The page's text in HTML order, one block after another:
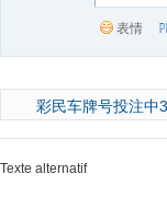
表情
彩民车牌号投注中
Texte alternatif